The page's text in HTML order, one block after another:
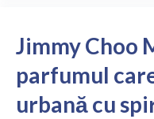
Jimmy Choo
parfumul
urbană cu